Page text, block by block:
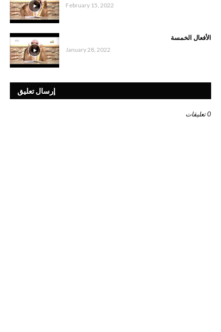
February 15, 2022
الأفعال الخمسة
January 28, 2022
إرسال تعليق
0 تعليقات